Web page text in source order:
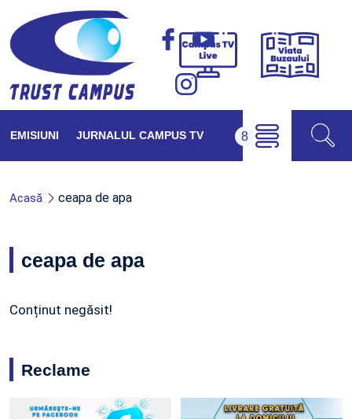
Campus
Viața
EMISIUNI JURNALUL CAMPUS TV
Acasă ceapa de apa
ceapa de apa
Conținut negăsit!
Reclame